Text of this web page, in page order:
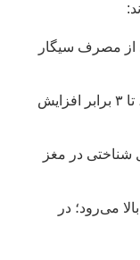
از مصرف سیگار
احتمال سکته قلبی در افراد سیگاری، تا ۳ برابر افزایش
در مغز
می‌رود؛ در